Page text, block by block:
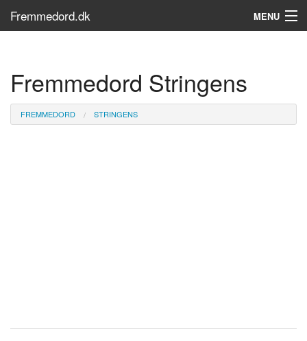
Fremmedord.dk MENU
Søg...
Find bøger
Fremmedord Stringens
FREMMEDORD STRINGENS